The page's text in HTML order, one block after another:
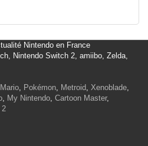
Nintendo en France
Nintendo Switch 2, amiibo, Zelda,
Mario, Pokémon, Metroid, Xenoblade,
, My Nintendo, Cartoon Master,
2